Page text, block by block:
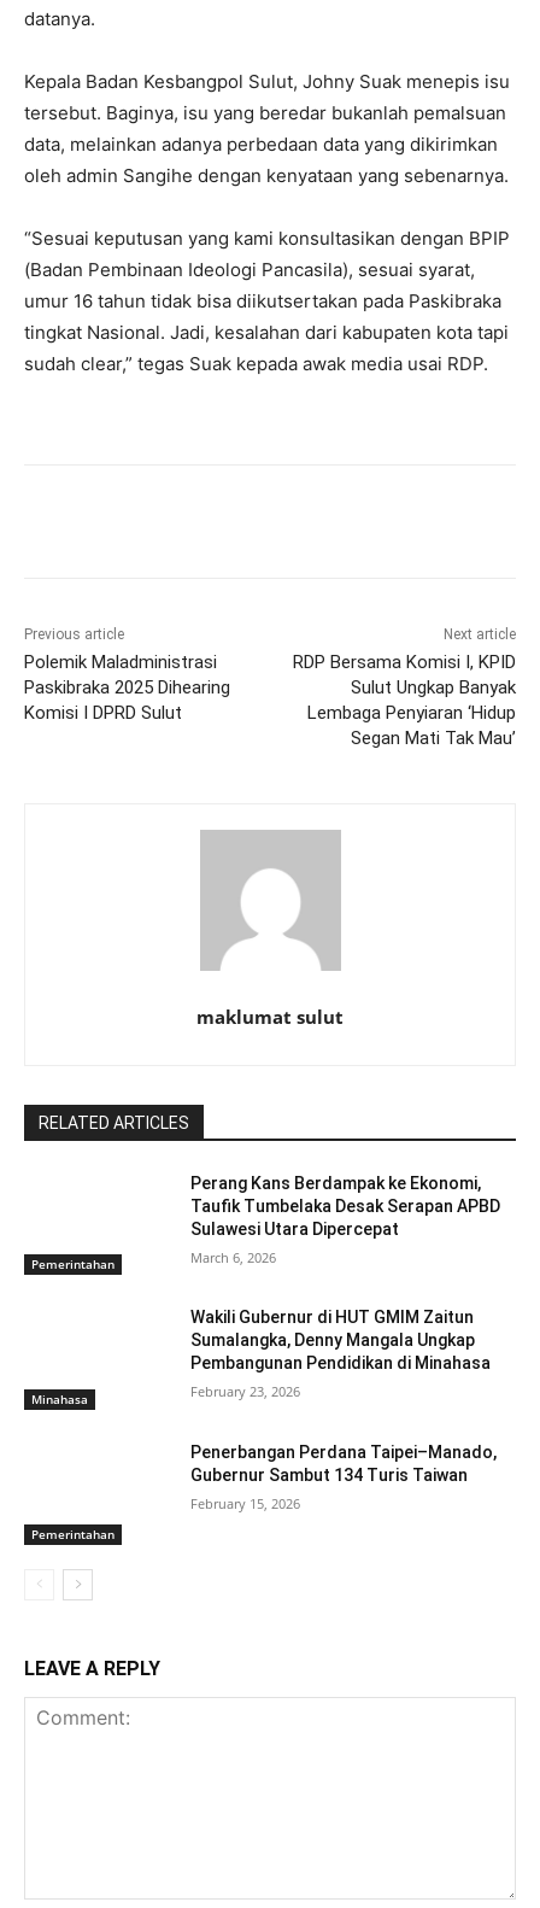
datanya.
Kepala Badan Kesbangpol Sulut, Johny Suak menepis isu
tersebut. Baginya, isu yang beredar bukanlah pemalsuan
data, melainkan adanya perbedaan data yang dikirimkan
oleh admin Sangihe dengan kenyataan yang sebenarnya.
“Sesuai keputusan yang kami konsultasikan dengan BPIP
(Badan Pembinaan Ideologi Pancasila), sesuai syarat,
umur 16 tahun tidak bisa diikutsertakan pada Paskibraka
tingkat Nasional. Jadi, kesalahan dari kabupaten kota tapi
sudah clear,” tegas Suak kepada awak media usai RDP.
Previous article
Polemik Maladministrasi
Paskibraka 2025 Dihearing
Komisi I DPRD Sulut
Next article
RDP Bersama Komisi I, KPID
Sulut Ungkap Banyak
Lembaga Penyiaran ‘Hidup
Segan Mati Tak Mau’
maklumat sulut
RELATED ARTICLES
Pemerintahan
Perang Kans Berdampak ke Ekonomi,
Taufik Tumbelaka Desak Serapan APBD
Sulawesi Utara Dipercepat
March 6, 2026
Minahasa
Wakili Gubernur di HUT GMIM Zaitun
Sumalangka, Denny Mangala Ungkap
Pembangunan Pendidikan di Minahasa
February 23, 2026
Pemerintahan
Penerbangan Perdana Taipei–Manado,
Gubernur Sambut 134 Turis Taiwan‎
February 15, 2026
LEAVE A REPLY